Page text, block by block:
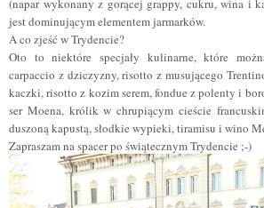
(napar wykonany z gorącej grappy, cukru, wina i
jest dominującym elementem jarmarków.
A co zjeść w Trydencie?
Oto to niektóre specjały kulinarne, które
carpaccio z dziczyzny, risotto z musującego
kaczki, risotto z kozim serem, fondue z polenty i
ser Moena, królik w chrupiącym cieście
duszoną kapustą, słodkie wypieki, tiramisu i wino
Zapraszam na spacer po świątecznym Trydencie ;-)